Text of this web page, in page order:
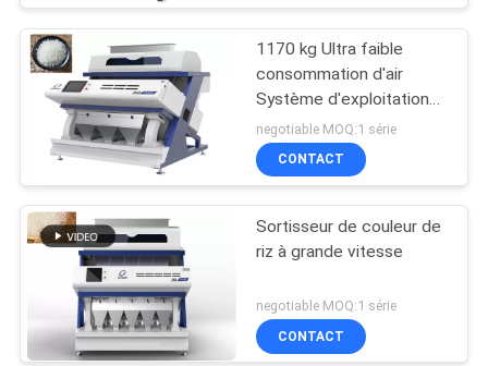
Trieuse Nuts de
couleur
1170 kg Ultra faible
consommation d'air
Système d'exploitation
de l'écran tactile
negotiable MOQ:1 série
CONTACT
Sortisseur de couleur de
riz à grande vitesse
negotiable MOQ:1 série
CONTACT